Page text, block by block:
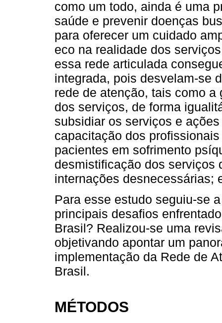
como um todo, ainda é uma
saúde e prevenir doenças
para oferecer um cuidado
eco na realidade dos
essa rede articulada
integrada, pois desvelam-se
rede de atenção, tais como
dos serviços, de forma
subsidiar os serviços e
capacitação dos
pacientes em sofrimento
desmistificação dos serviços
internações desnecessárias;
Para esse estudo seguiu-se
principais desafios
Brasil? Realizou-se uma
objetivando apontar um
implementação da Rede de
Brasil.
MÉTODOS